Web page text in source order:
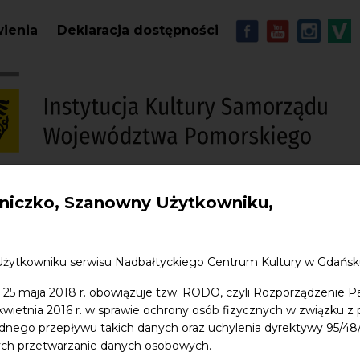
Szanowny Użytkowniku,
serwisu Nadbałtyckiego Centrum Kultury w
maja 2018 r. obowiązuje tzw. RODO, czyli Rozporządzenie
2016 r. w sprawie ochrony osób fizycznych w związku
przepływu takich danych oraz uchylenia dyrektywy 95/
przetwarzanie danych osobowych.
Deklaracja dostępności MENU -
Raz na ludowo. Od
Publikacja zawiera teksty sześciu autorów –